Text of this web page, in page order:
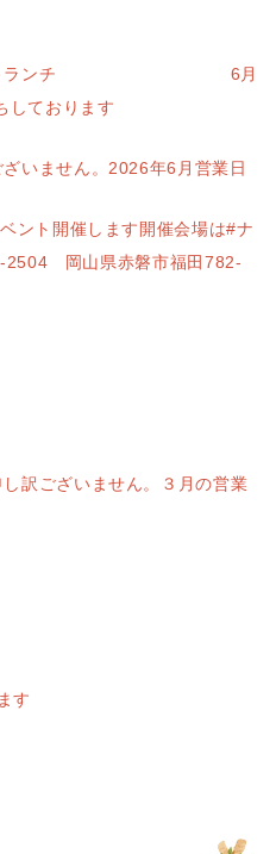
レートランチ 6月
ております
いません。2026年6月営業日
ント開催します開催会場は#ナ
2504 岡山県赤磐市福田782-
訳ございません。３月の営業
す